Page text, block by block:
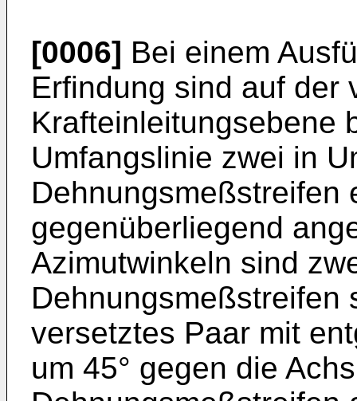
[0006] Bei einem
Erfindung sind auf der
Krafteinleitungsebene
Umfangslinie zwei in
Dehnungsmeßstreifen
gegenüberliegend
Azimutwinkeln sind
Dehnungsmeßstreifen
versetztes Paar mit
um 45° gegen die